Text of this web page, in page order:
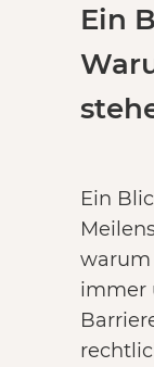
Ein
Ein
warum
immer